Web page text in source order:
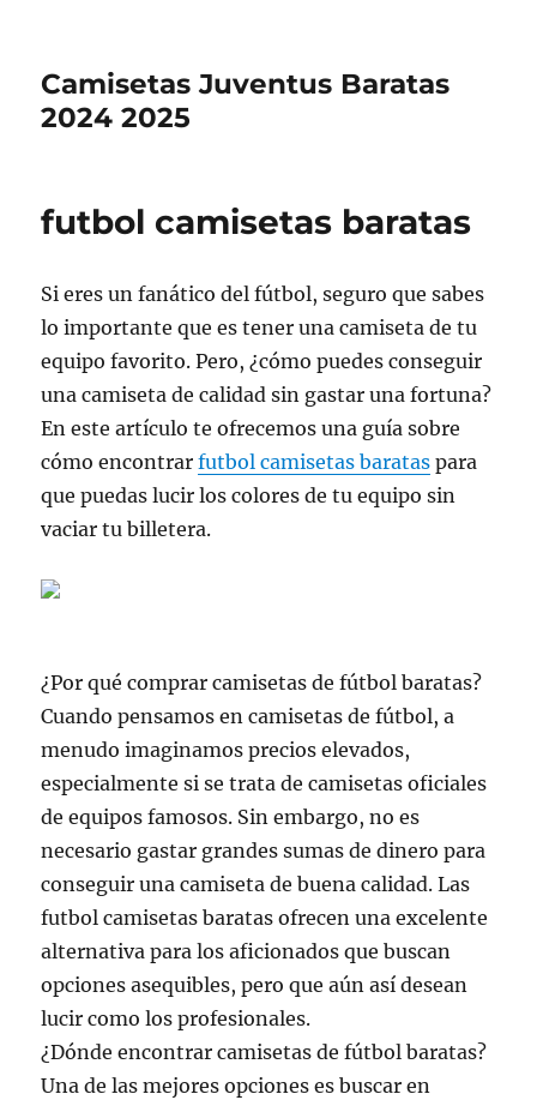
Camisetas Juventus Baratas
2024 2025
futbol camisetas baratas
Si eres un fanático del fútbol, seguro que sabes
lo importante que es tener una camiseta de tu
equipo favorito. Pero, ¿cómo puedes conseguir
una camiseta de calidad sin gastar una fortuna?
En este artículo te ofrecemos una guía sobre
cómo encontrarfutbol camisetas baratas para
que puedas lucir los colores de tu equipo sin
vaciar tu billetera.
¿Por qué comprar camisetas de fútbol baratas?
Cuando pensamos en camisetas de fútbol, a
menudo imaginamos precios elevados,
especialmente si se trata de camisetas oficiales
de equipos famosos. Sin embargo, no es
necesario gastar grandes sumas de dinero para
conseguir una camiseta de buena calidad. Las
futbol camisetas baratas ofrecen una excelente
alternativa para los aficionados que buscan
opciones asequibles, pero que aún así desean
lucir como los profesionales.
¿Dónde encontrar camisetas de fútbol baratas?
Una de las mejores opciones es buscar en